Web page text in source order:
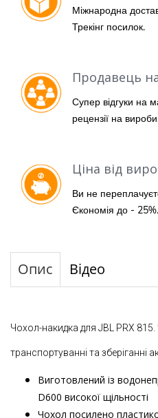
Міжнародна
Трекінг посилок.
Продавець
Супер відгуки на
рецензії на
Ціна від
Ви не
Єкономія до - 25%.
Опис Відео
Чохол-накидка для JBL PRX 815.
транспортуванні та зберіганні
Виготовлений із
D600 високої щільності
Чохол посилено